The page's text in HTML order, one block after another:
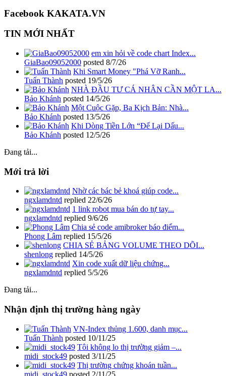
Facebook KAKATA.VN
TIN MỚI NHẤT
em xin hỏi về code chart Index...
GiaBao09052000 posted 8/7/26
Khi Smart Money "Phá Vỡ Ranh...
Tuấn Thành posted 19/5/26
NHÀ ĐẦU TƯ CÁ NHÂN CẦN MỘT LA...
Bảo Khánh posted 14/5/26
Một Cuộc Gặp, Ba Kịch Bản: Nhà...
Bảo Khánh posted 13/5/26
Khi Dòng Tiền Lớn “Để Lại Dấu...
Bảo Khánh posted 12/5/26
Đang tải...
Mới trả lời
Nhờ các bác bẻ khoá giúp code...
ngxlamdntd replied 22/6/26
1 link robot mua bán do tự tay...
ngxlamdntd replied 9/6/26
Chia sẻ code amibroker báo điểm...
Phong Lâm replied 15/5/26
CHIA SẺ BẢNG VOLUME THEO DÕI...
shenlong replied 14/5/26
Xin code xuất dữ liệu chứng...
ngxlamdntd replied 5/5/26
Đang tải...
Nhận định thị trường hàng ngày
VN-Index thủng 1.600, danh mục...
Tuấn Thành posted 10/11/25
Tôi không lo thị trường giảm –...
midi_stock49 posted 3/11/25
Thị trường chứng khoán tuần...
midi_stock49 posted 2/11/25